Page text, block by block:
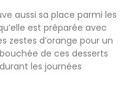
aussi sa place parmi les
est préparée avec
zestes d’orange pour un
de ces desserts
les journées